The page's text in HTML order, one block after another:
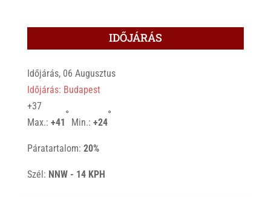
IDŐJÁRÁS
Időjárás, 06 Augusztus
Időjárás: Budapest
+37
Max.: +41
°
Min.: +24
°
Páratartalom: 20%
Szél: NNW - 14 KPH